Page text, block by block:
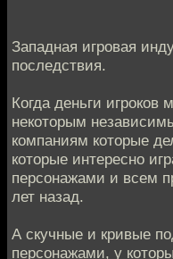
Западная игровая
последствия.
Когда деньги игроков
некоторым
компаниям которые
которые интересно
персонажами и всем
лет назад.
А скучные и кривые
персонажами, у